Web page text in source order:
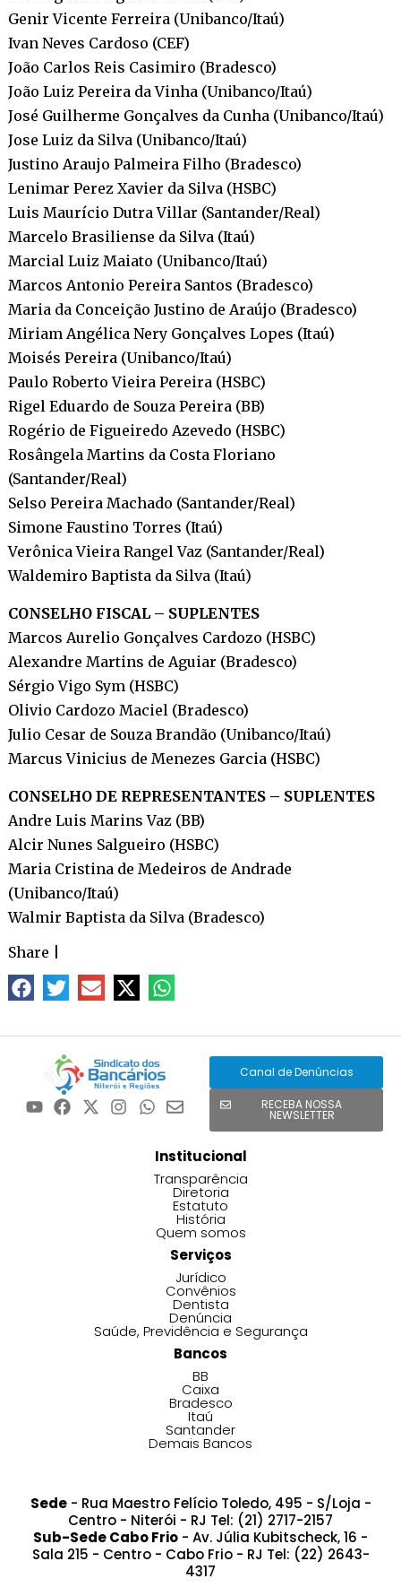
Genir Vicente Ferreira (Unibanco/Itaú)
Ivan Neves Cardoso (CEF)
João Carlos Reis Casimiro (Bradesco)
João Luiz Pereira da Vinha (Unibanco/Itaú)
José Guilherme Gonçalves da Cunha (Unibanco/Itaú)
Jose Luiz da Silva (Unibanco/Itaú)
Justino Araujo Palmeira Filho (Bradesco)
Lenimar Perez Xavier da Silva (HSBC)
Luis Maurício Dutra Villar (Santander/Real)
Marcelo Brasiliense da Silva (Itaú)
Marcial Luiz Maiato (Unibanco/Itaú)
Marcos Antonio Pereira Santos (Bradesco)
Maria da Conceição Justino de Araújo (Bradesco)
Miriam Angélica Nery Gonçalves Lopes (Itaú)
Moisés Pereira (Unibanco/Itaú)
Paulo Roberto Vieira Pereira (HSBC)
Rigel Eduardo de Souza Pereira (BB)
Rogério de Figueiredo Azevedo (HSBC)
Rosângela Martins da Costa Floriano
(Santander/Real)
Selso Pereira Machado (Santander/Real)
Simone Faustino Torres (Itaú)
Verônica Vieira Rangel Vaz (Santander/Real)
Waldemiro Baptista da Silva (Itaú)
CONSELHO FISCAL – SUPLENTES
Marcos Aurelio Gonçalves Cardozo (HSBC)
Alexandre Martins de Aguiar (Bradesco)
Sérgio Vigo Sym (HSBC)
Olivio Cardozo Maciel (Bradesco)
Julio Cesar de Souza Brandão (Unibanco/Itaú)
Marcus Vinicius de Menezes Garcia (HSBC)
CONSELHO DE REPRESENTANTES – SUPLENTES
Andre Luis Marins Vaz (BB)
Alcir Nunes Salgueiro (HSBC)
Maria Cristina de Medeiros de Andrade
(Unibanco/Itaú)
Walmir Baptista da Silva (Bradesco)
Share
Canal de Denúncias
RECEBA NOSSA
NEWSLETTER
Institucional
Transparência
Diretoria
Estatuto
História
Quem somos
Serviços
Jurídico
Convênios
Dentista
Denúncia
Saúde, Previdência e Segurança
Bancos
BB
Caixa
Bradesco
Itaú
Santander
Demais Bancos
Sede- Rua Maestro Felício Toledo, 495 - S/Loja -
Centro - Niterói - RJ Tel: (21) 2717-2157
Sub-Sede Cabo Frio - Av. Júlia Kubitscheck, 16 -
Sala 215 - Centro - Cabo Frio - RJ Tel: (22) 2643-
4317